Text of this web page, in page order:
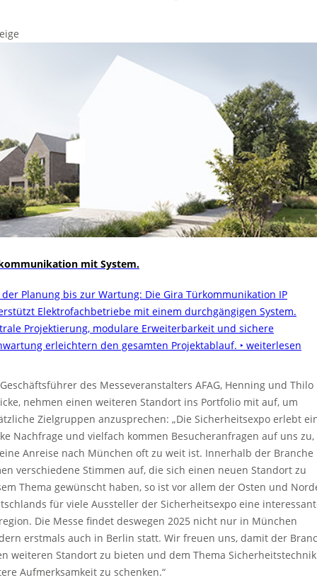
mit System.
der Planung bis zur Wartung: Die Gira Türkommunikation IP
Elektrofachbetriebe mit einem durchgängigen System.
Projektierung, modulare Erweiterbarkeit und sichere
erleichtern den gesamten Projektablauf. ‣ weiterlesen
des Messeveranstalters AFAG, Henning und Thilo
nehmen einen weiteren Standort ins Portfolio mit auf, um
Zielgruppen anzusprechen: „Die Sicherheitsexpo erlebt
Nachfrage und vielfach kommen Besucheranfragen auf uns
Anreise nach München oft zu weit ist. Innerhalb der Branche
verschiedene Stimmen auf, die sich einen neuen Standort zu
Thema gewünscht haben, so ist vor allem der Osten und
für viele Aussteller der Sicherheitsexpo eine
Die Messe findet deswegen 2025 nicht nur in München
erstmals auch in Berlin statt. Wir freuen uns, damit der
weiteren Standort zu bieten und dem Thema Sicherheitstechnik
Aufmerksamkeit zu schenken.“